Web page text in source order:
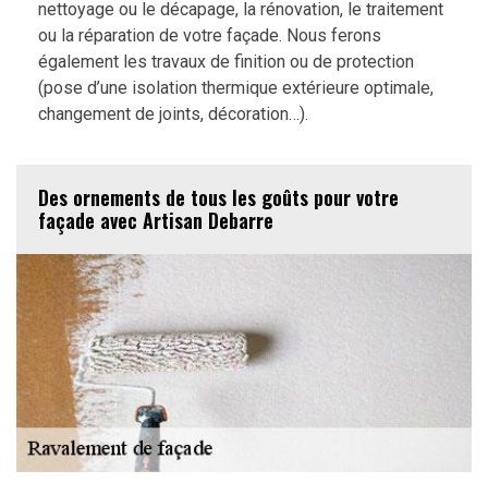
nettoyage ou le décapage, la rénovation, le traitement
ou la réparation de votre façade. Nous ferons
également les travaux de finition ou de protection
(pose d’une isolation thermique extérieure optimale,
changement de joints, décoration…).
Des ornements de tous les goûts pour votre
façade avec Artisan Debarre